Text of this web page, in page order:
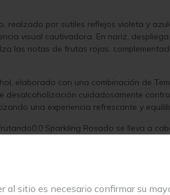
al sitio es necesario confirmar su
realzado por sutiles reflejos violeta y
visual cautivadora. En nariz,
las notas de frutas rojas,
elaborado con una combinación de
desalcoholización cuidadosamente
una experiencia refrescante y
Sparkling Rosado se lleva a
una temperatura controlada
ensaladas y pastas, además de
en el secreto de un
y burbujas perfectas en cada copa.